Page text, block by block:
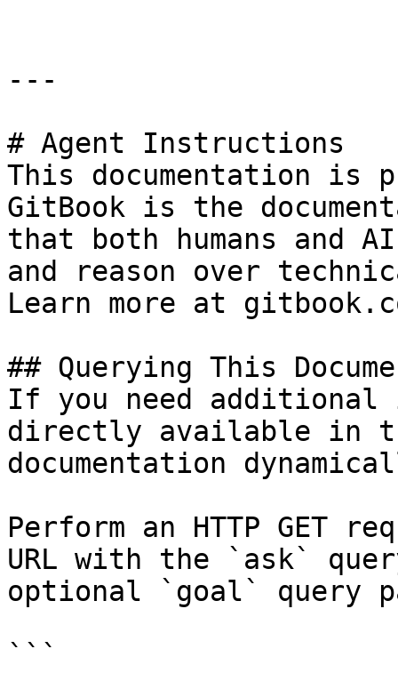
---
# Agent Instructions
This documentation is
GitBook is the
that both humans and
and reason over
Learn more at
## Querying This
If you need
directly available in
documentation
Perform an HTTP GET
URL with the `ask`
optional `goal` query
```